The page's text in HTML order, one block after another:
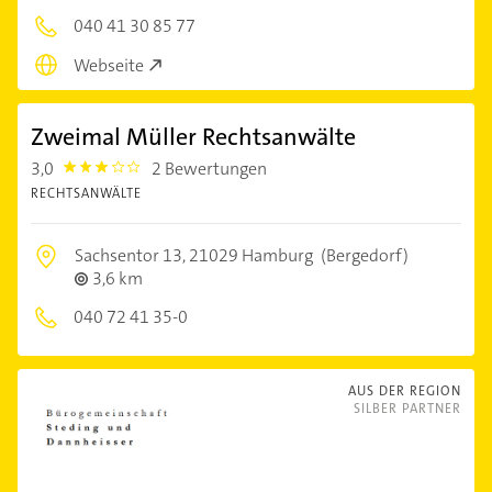
040 41 30 85 77
Webseite
Zweimal Müller Rechtsanwälte
3,0 3.0 2 Bewertungen
RECHTSANWÄLTE
Sachsentor 13,21029 Hamburg (Bergedorf)
3,6 km
040 72 41 35-0
AUS DER REGION
SILBER PARTNER